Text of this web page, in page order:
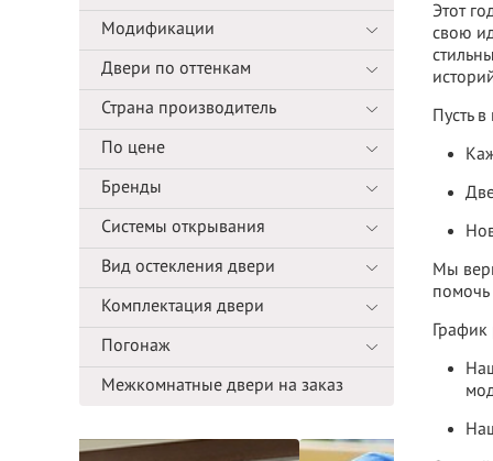
Модификации
Двери по оттенкам
Страна производитель
По цене
Бренды
Системы открывания
Вид остекления двери
Комплектация двери
Погонаж
Межкомнатные двери на заказ
Этот
свою
Пусть
Мы
помочь